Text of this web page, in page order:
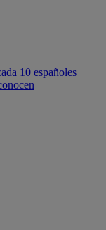
10 españoles